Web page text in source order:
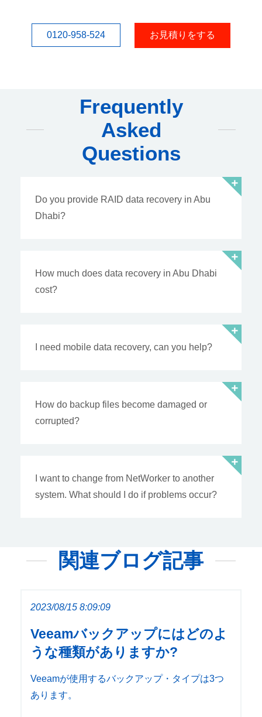
0120-958-524 お見積りをする
Frequently
Asked
Questions
Do you provide RAID data recovery in Abu
Dhabi?
How much does data recovery in Abu Dhabi
cost?
I need mobile data recovery, can you help?
How do backup files become damaged or
corrupted?
I want to change from NetWorker to another
system. What should I do if problems occur?
関連ブログ記事
2023/08/15 8:09:09
Veeamバックアップにはどのよ
うな種類がありますか?
Veeamが使用するバックアップ・タイプは3つ
あります。